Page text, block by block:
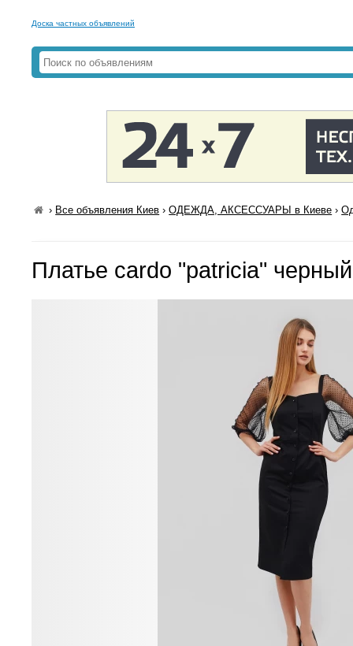
Доска частных объявлений
› Все объявления Киев ›ОДЕЖДА, АКСЕССУАРЫ в Киеве ›
Платье cardo "patricia"